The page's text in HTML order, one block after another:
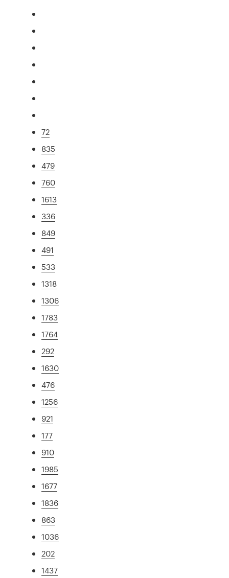
72
835
479
760
1613
336
849
491
533
1318
1306
1783
1764
292
1630
476
1256
921
177
910
1985
1677
1836
863
1036
202
1437